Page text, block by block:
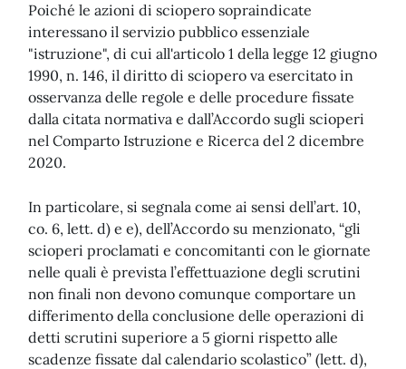
Poiché le azioni di sciopero sopraindicate
interessano il servizio pubblico essenziale
"istruzione", di cui all'articolo 1 della legge 12 giugno
1990, n. 146, il diritto di sciopero va esercitato in
osservanza delle regole e delle procedure fissate
dalla citata normativa e dall’Accordo sugli scioperi
nel Comparto Istruzione e Ricerca del 2 dicembre
2020.
In particolare, si segnala come ai sensi dell’art. 10,
co. 6, lett. d) e e), dell’Accordo su menzionato, “gli
scioperi proclamati e concomitanti con le giornate
nelle quali è prevista l’effettuazione degli scrutini
non finali non devono comunque comportare un
differimento della conclusione delle operazioni di
detti scrutini superiore a 5 giorni rispetto alle
scadenze fissate dal calendario scolastico” (lett. d),